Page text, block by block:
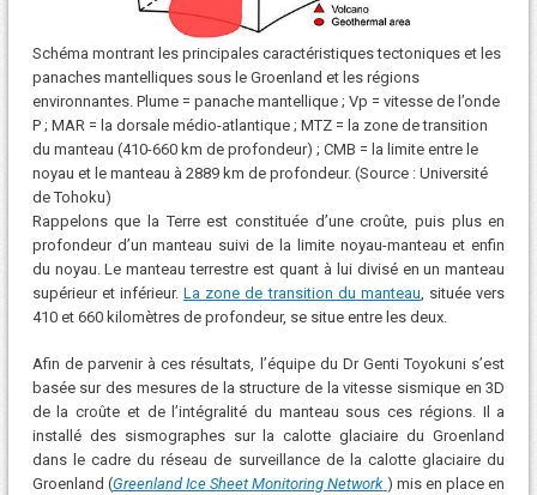
Schéma montrant les principales caractéristiques tectoniques et les
panaches mantelliques sous le Groenland et les régions
environnantes. Plume = panache mantellique ; Vp = vitesse de l’onde
P ; MAR = la dorsale médio-atlantique ; MTZ = la zone de transition
du manteau (410-660 km de profondeur) ; CMB = la limite entre le
noyau et le manteau à 2889 km de profondeur. (Source : Université
de Tohoku)
Rappelons que la Terre est constituée d’une croûte, puis plus en
profondeur d’un manteau suivi de la limite noyau-manteau et enfin
du noyau. Le manteau terrestre est quant à lui divisé en un manteau
supérieur et inférieur.La zone de transition du manteau , située vers
410 et 660 kilomètres de profondeur, se situe entre les deux.
Afin de parvenir à ces résultats, l’équipe du Dr Genti Toyokuni s’est
basée sur des mesures de la structure de la vitesse sismique en 3D
de la croûte et de l’intégralité du manteau sous ces régions. Il a
installé des sismographes sur la calotte glaciaire du Groenland
dans le cadre du réseau de surveillance de la calotte glaciaire du
Groenland (Greenland Ice Sheet Monitoring Network ) mis en place en